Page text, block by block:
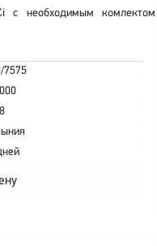
с необходимым комлектом
7575